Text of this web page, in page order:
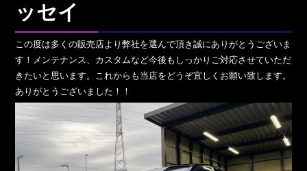
ッセイ
この度は多くの販売店より弊社を選んで頂き誠にありがとうございま
す！メンテナンス、カスタムなど今後もしっかりご対応させていただ
きたいと思います。これからも当店をどうぞ宜しくお願い致します。
ありがとうございました！！